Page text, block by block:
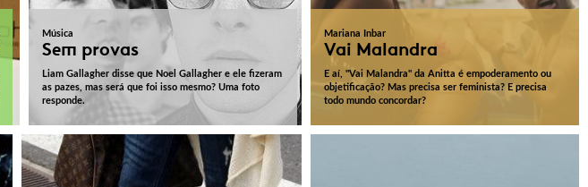
Música
Sem provas
Liam Gallagher disse que Noel Gallagher e ele fizeram
as pazes, mas será que foi isso mesmo? Uma foto
responde.
Mariana Inbar
Vai Malandra
E aí, "Vai Malandra" da Anitta é empoderamento ou
objetificação? Mas precisa ser feminista? E precisa
todo mundo concordar?